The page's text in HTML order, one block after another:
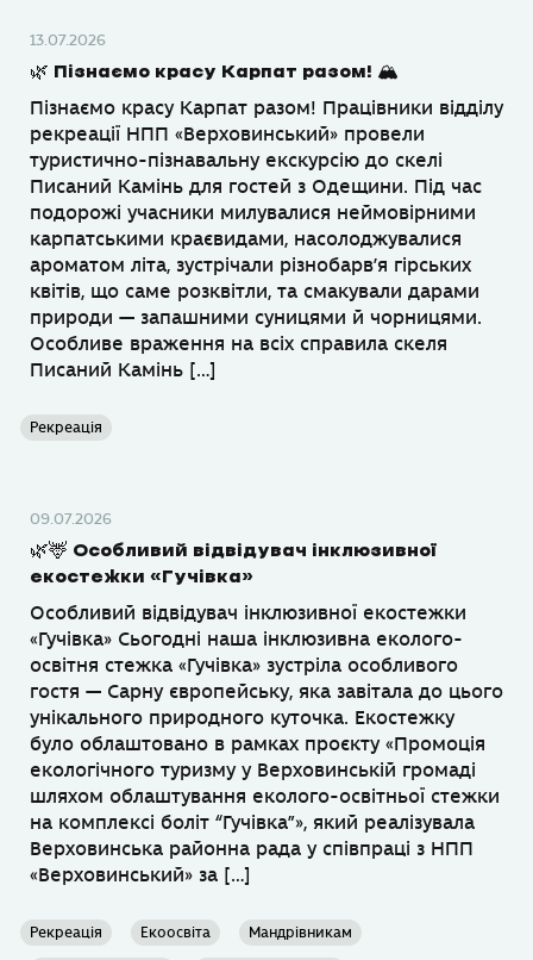
13.07.2026
🌿 Пізнаємо красу Карпат разом! 🏔
Пізнаємо красу Карпат разом! Працівники відділу
рекреації НПП «Верховинський» провели
туристично-пізнавальну екскурсію до скелі
Писаний Камінь для гостей з Одещини. Під час
подорожі учасники милувалися неймовірними
карпатськими краєвидами, насолоджувалися
ароматом літа, зустрічали різнобарв’я гірських
квітів, що саме розквітли, та смакували дарами
природи — запашними суницями й чорницями.
Особливе враження на всіх справила скеля
Писаний Камінь […]
Рекреація
09.07.2026
🌿🦌 Особливий відвідувач інклюзивної
екостежки «Гучівка»
Особливий відвідувач інклюзивної екостежки
«Гучівка» Сьогодні наша інклюзивна еколого-
освітня стежка «Гучівка» зустріла особливого
гостя — Сарну європейську, яка завітала до цього
унікального природного куточка. Екостежку
було облаштовано в рамках проєкту «Промоція
екологічного туризму у Верховинській громаді
шляхом облаштування еколого-освітньої стежки
на комплексі боліт “Гучівка”», який реалізувала
Верховинська районна рада у співпраці з НПП
«Верховинський» за […]
Рекреація Екоосвіта Мандрівникам